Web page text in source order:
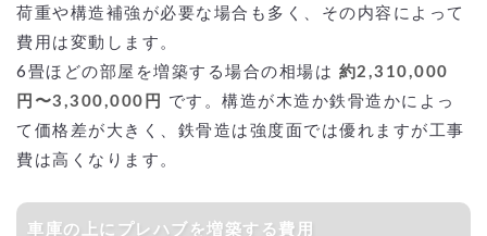
荷重や構造補強が必要な場合も多く、その内容によって
費用は変動します。
6畳ほどの部屋を増築する場合の相場は 約2,310,000
円〜3,300,000円
です。構造が木造か鉄骨造かによっ
て価格差が大きく、鉄骨造は強度面では優れますが工事
費は高くなります。
車庫の上にプレハブを増築する費用